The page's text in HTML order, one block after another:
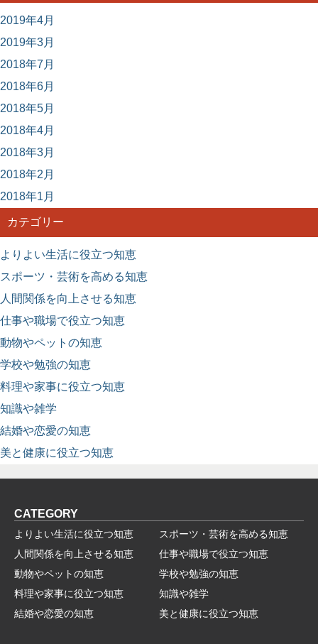
2019年4月
2019年3月
2018年7月
2018年6月
2018年5月
2018年4月
2018年3月
2018年2月
2018年1月
カテゴリー
よりよい生活に役立つ知恵
スポーツ・芸術を高める知恵
人間関係を向上させる知恵
仕事や職場で役立つ知恵
動物やペットの知恵
学校や勉強の知恵
料理や家事に役立つ知恵
知識や雑学
結婚や恋愛の知恵
美と健康に役立つ知恵
CATEGORY
よりよい生活に役立つ知恵
スポーツ・芸術を高める知恵
人間関係を向上させる知恵
仕事や職場で役立つ知恵
動物やペットの知恵
学校や勉強の知恵
料理や家事に役立つ知恵
知識や雑学
結婚や恋愛の知恵
美と健康に役立つ知恵